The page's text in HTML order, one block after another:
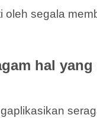
segala
hal